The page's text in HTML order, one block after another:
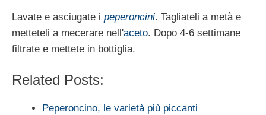
Lavate e asciugate i peperoncini. Tagliateli a metà e
metteteli a mecerare nell'aceto. Dopo 4-6 settimane
filtrate e mettete in bottiglia.
Related Posts:
Peperoncino, le varietà più piccanti